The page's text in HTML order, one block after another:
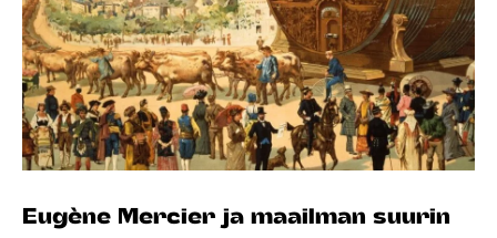
Eugène Mercier ja maailman suurin